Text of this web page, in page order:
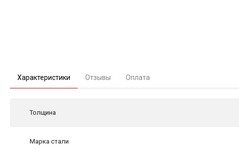
Характеристики Отзывы Оплата
Толщина
Марка стали